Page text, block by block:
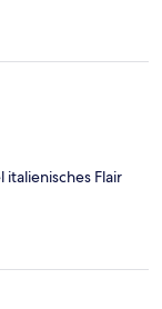
Wer
der
sind. Wer
buchen.
Flair